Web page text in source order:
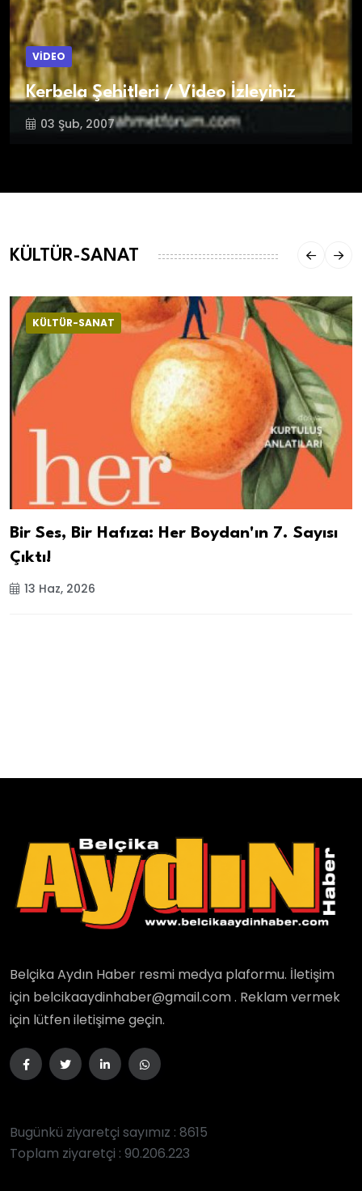
VİDEO
Kerbela Şehitleri / Video İzleyiniz
03 Şub, 2007
KÜLTÜR-SANAT
KÜLTÜR-SANAT
Bir Ses, Bir Hafıza: Her Boydan'ın 7. Sayısı
Çıktı!
13 Haz, 2026
Belçika Aydın Haber resmi medya plaformu. İletişim
için belcikaaydinhaber@gmail.com . Reklam vermek
için lütfen iletişime geçin.
Bugünkü ziyaretçi sayımız : 8615
Toplam ziyaretçi : 90.206.223